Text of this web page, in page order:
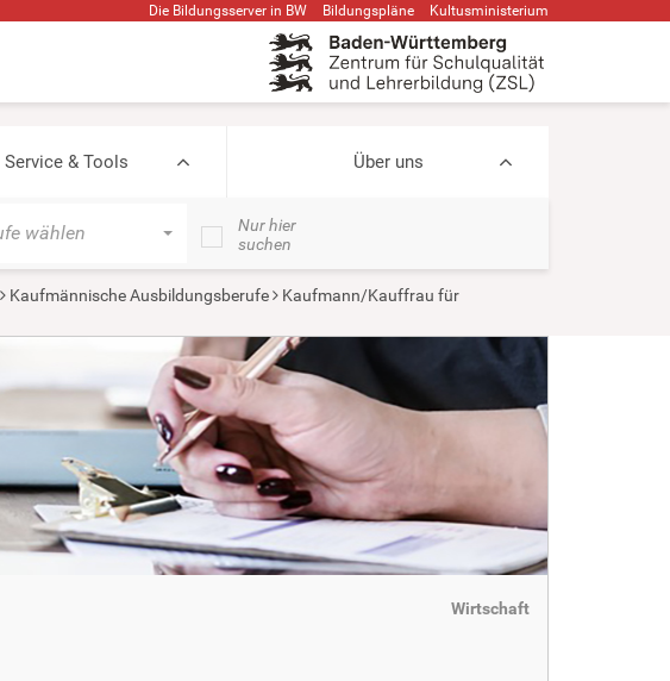
Die Bildungsserver in BW Bildungspläne Kultusministerium
Service & Tools Über uns
wählen
Nur hier
suchen
Kaufmännische Ausbildungsberufe
Kaufmann/Kauffrau für
Wirtschaft